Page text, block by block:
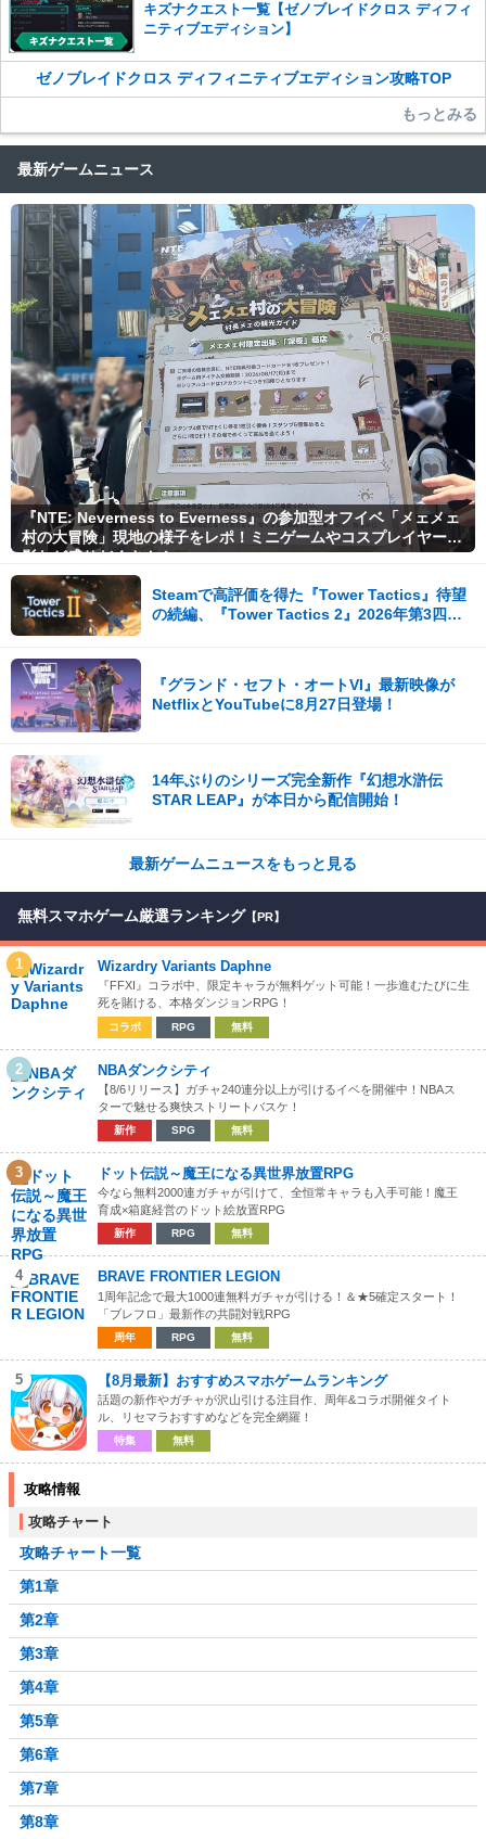
キズナクエスト一覧【ゼノブレイドクロス ディフィ
ニティブエディション】
ゼノブレイドクロス ディフィニティブエディション攻略TOP
もっとみる
最新ゲームニュース
『NTE: Neverness to Everness』の参加型オフイベ「メェメェ
村の大冒険」現地の様子をレポ！ミニゲームやコスプレイヤー撮
影など盛りだくさん！
Steamで高評価を得た『Tower Tactics』待望
の続編、『Tower Tactics 2』2026年第3四半
『グランド・セフト・オートVI』最新映像が
NetflixとYouTubeに8月27日登場！
14年ぶりのシリーズ完全新作『幻想水滸伝
STAR LEAP』が本日から配信開始！
最新ゲームニュースをもっと見る
無料スマホゲーム厳選ランキング 【PR】
1 Wizardry Variants Daphne
『FFXI』コラボ中、限定キャラが無料ゲット可能！一歩進むたびに生
死を賭ける、本格ダンジョンRPG！
コラボ RPG 無料
2 NBAダンクシティ
【8/6リリース】ガチャ240連分以上が引けるイベを開催中！NBAス
ターで魅せる爽快ストリートバスケ！
新作 SPG 無料
3 ドット伝説～魔王になる異世界放置RPG
今なら無料2000連ガチャが引けて、全恒常キャラも入手可能！魔王
育成×箱庭経営のドット絵放置RPG
新作 RPG 無料
4 BRAVE FRONTIER LEGION
1周年記念で最大1000連無料ガチャが引ける！＆★5確定スタート！
「ブレフロ」最新作の共闘対戦RPG
周年 RPG 無料
5 【8月最新】おすすめスマホゲームランキング
話題の新作やガチャが沢山引ける注目作、周年&コラボ開催タイト
ル、リセマラおすすめなどを完全網羅！
特集 無料
攻略情報
攻略チャート
攻略チャート一覧
第1章
第2章
第3章
第4章
第5章
第6章
第7章
第8章